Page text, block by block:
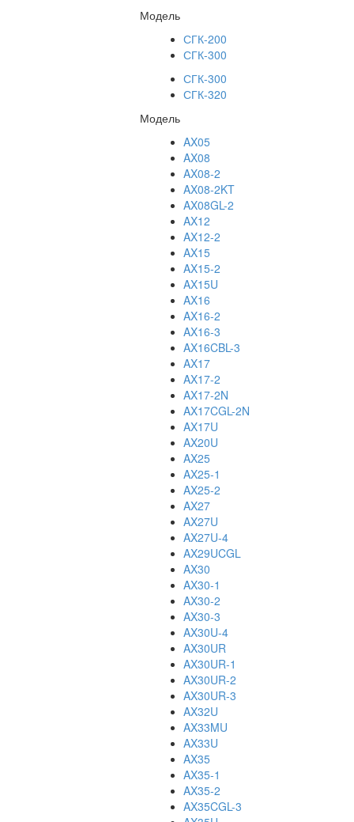
Модель
СГК-200
СГК-300
СГК-300
СГК-320
Модель
AX05
AX08
AX08-2
AX08-2KT
AX08GL-2
AX12
AX12-2
AX15
AX15-2
AX15U
AX16
AX16-2
AX16-3
AX16CBL-3
AX17
AX17-2
AX17-2N
AX17CGL-2N
AX17U
AX20U
AX25
AX25-1
AX25-2
AX27
AX27U
AX27U-4
AX29UCGL
AX30
AX30-1
AX30-2
AX30-3
AX30U-4
AX30UR
AX30UR-1
AX30UR-2
AX30UR-3
AX32U
AX33MU
AX33U
AX35
AX35-1
AX35-2
AX35CGL-3